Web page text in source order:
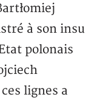
à son insu
polonais
lignes a